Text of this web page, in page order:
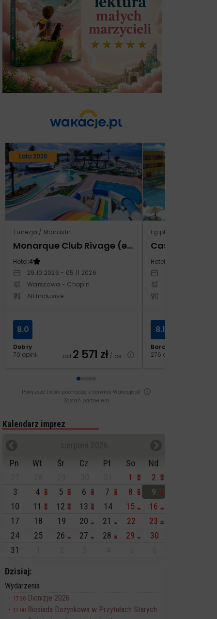
Lato 2026
Tunezja / Monastir
Monarque Club Rivage (ex Calimera)
Hotel:4
29.10.2026 - 05.11.2026
Warszawa - Chopin
All Inclusive
Dobry
70 opinii
8.0
od 2 571 zł/ os.
Egipt / Marsa El
Hotel:
Warszawa -
Bardzo dobry
276 opinii
8.1
Powyższe treści pochodzą z serwisu Wakacje.pl
Zostań partnerem
Kalendarz imprez
Pn
Wt Śr Cz Pt So
Nd
1
2
3
4 5 6 7 8
9
10
11 12 13 14 15
16
17
18 19 20 21 22
23
24
25 26 27 28 29
30
31
Dzisiaj:
Wydarzenia
17:30 Dionizje 2026
12:00 Biesiada Dożynkowa w Przytułach Starych